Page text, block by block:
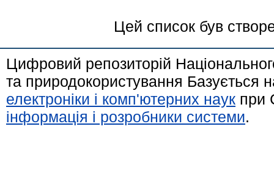
Цей список був
Цифровий репозиторій
та природокористування Базується
електроніки і комп'ютерних наук при
інформація і розробники системи.